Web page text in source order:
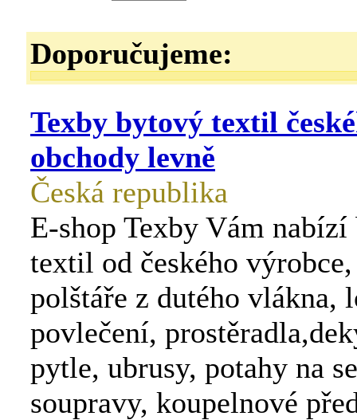
Doporučujeme:
Texby bytový textil
obchody levně
Česká republika
E-shop Texby Vám
textil od českého
polštáře z dutého vlákna,
povlečení,
pytle, ubrusy, potahy na
soupravy, koupelnové